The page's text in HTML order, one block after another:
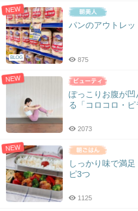
NEW
BLOG
パンのアウトレッ
875
NEW
ぽっこりお腹が凹
る「コロコロ・ピ
2073
NEW
しっかり味で満
ピ3つ
1125